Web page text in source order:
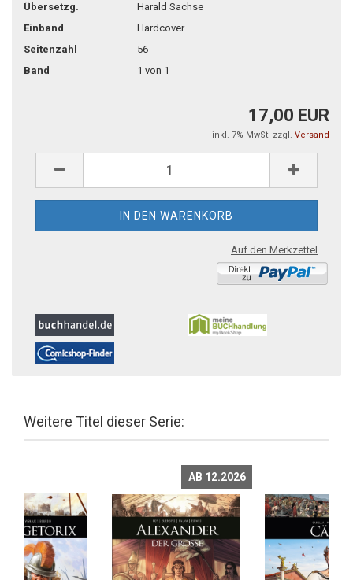
Übersetzg.
Harald Sachse
Einband
Hardcover
Seitenzahl
56
Band
1 von 1
17,00 EUR
inkl. 7% MwSt. zzgl. Versand
Auf den Merkzettel
Weitere Titel dieser Serie:
AB 12.2026